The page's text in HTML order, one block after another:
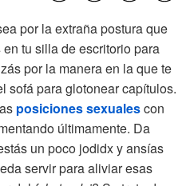
por la extraña postura que
tu silla de escritorio para
por la manera en la que te
sofá para glotonear capítulos.
posiciones sexualescon
últimamente. Da
un poco jodidx y ansías
servir para aliviar esas